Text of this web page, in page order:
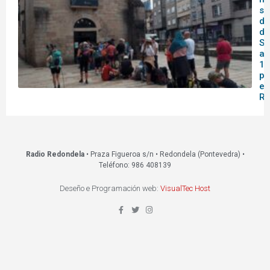
de
14
en
Radio Redondela• Praza Figueroa s/n • Redondela (Pontevedra) •
Teléfono: 986 408139
Deseño e Programación web: VisualTec Host